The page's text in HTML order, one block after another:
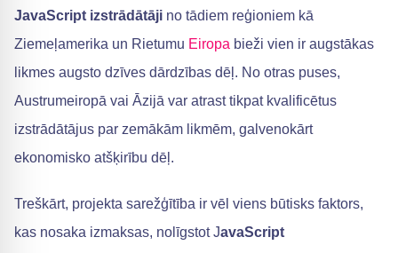
JavaScript izstrādātāji no tādiem reģioniem kā
Ziemeļamerika un Rietumu Eiropa bieži vien ir augstākas
likmes augsto dzīves dārdzības dēļ. No otras puses,
Austrumeiropā vai Āzijā var atrast tikpat kvalificētus
izstrādātājus par zemākām likmēm, galvenokārt
ekonomisko atšķirību dēļ.
Treškārt, projekta sarežģītība ir vēl viens būtisks faktors,
kas nosaka izmaksas, nolīgstot JavaScript